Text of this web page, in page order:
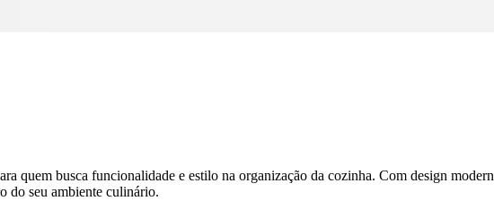
quem busca funcionalidade e estilo na organização da cozinha. Com design
do seu ambiente culinário.